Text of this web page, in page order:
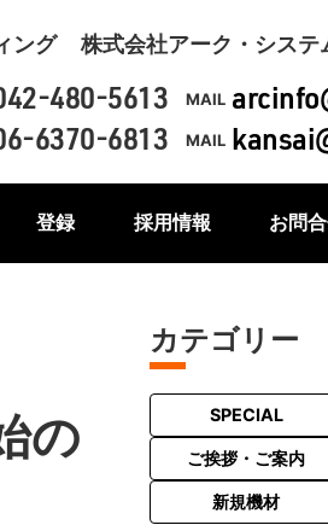
ング 株式会社アーク・システ
480-5613 MAIL
6370-6813 MAIL
登録 採用情報 お問
の
カテゴリー
SPECIAL
ご挨拶・ご案内
新規機材